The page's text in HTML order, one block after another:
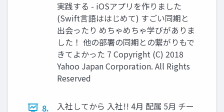
実践する - iOSアプリを作りました
(Swift言語ははじめて) すごい同期と
出会ったり めちゃめちゃ学びがありま
した！ 他の部署の同期との繋がりもで
きてよかった 7 Copyright (C) 2018
Yahoo Japan Corporation. All Rights
Reserved
8.
入社してから 入社!! 4月 配属 5月 チー